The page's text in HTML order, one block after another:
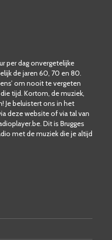
per dag onvergetelijke
de jaren 60, 70 en 80.
om nooit te vergeten
tijd. Kortom, de muziek,
Je beluistert ons in het
deze website of via tal van
Dit is Brugges
met de muziek die je altijd